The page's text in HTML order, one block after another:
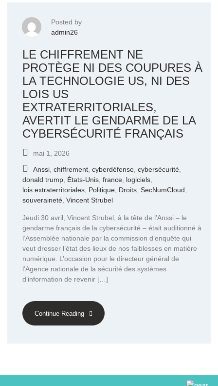
Posted by
admin26
LE CHIFFREMENT NE
PROTÈGE NI DES COUPURES À
LA TECHNOLOGIE US, NI DES
LOIS US
EXTRATERRITORIALES,
AVERTIT LE GENDARME DE LA
CYBERSÉCURITÉ FRANÇAIS
mai 1, 2026
Anssi chiffrement cyberdéfense cybersécurité
donald trump États-Unis france logiciels
lois extraterritoriales Politique, Droits SecNumCloud
souveraineté Vincent Strubel
Jeudi 30 avril, Vincent Strubel, à la tête de l’Anssi – le
gendarme français de la cybersécurité – était auditionné à
l’Assemblée nationale par la commission d’enquête qui
veut dresser l’état des lieux de nos faiblesses en matière
numérique. L’occasion pour le directeur général de
l’Agence nationale de la sécurité des systèmes
d’information de revenir […]
Continue Reading